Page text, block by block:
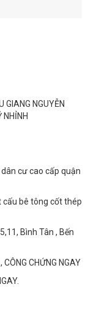
GIANG NGUYỄN
NHỈNH
cư cao cấp quận
cấu bê tông cốt thép
Bình Tân , Bến
CÔNG CHỨNG NGAY